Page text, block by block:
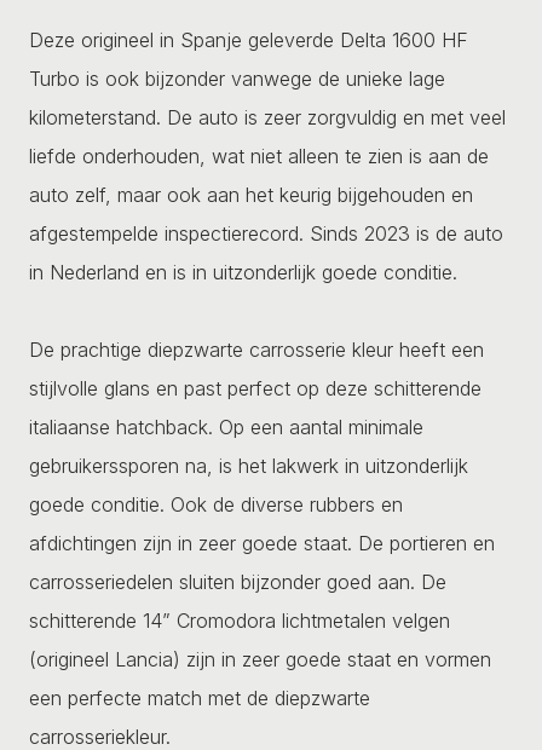
Deze origineel in Spanje geleverde Delta 1600 HF
Turbo is ook bijzonder vanwege de unieke lage
kilometerstand. De auto is zeer zorgvuldig en met veel
liefde onderhouden, wat niet alleen te zien is aan de
auto zelf, maar ook aan het keurig bijgehouden en
afgestempelde inspectierecord. Sinds 2023 is de auto
in Nederland en is in uitzonderlijk goede conditie.
De prachtige diepzwarte carrosserie kleur heeft een
stijlvolle glans en past perfect op deze schitterende
italiaanse hatchback. Op een aantal minimale
gebruikerssporen na, is het lakwerk in uitzonderlijk
goede conditie. Ook de diverse rubbers en
afdichtingen zijn in zeer goede staat. De portieren en
carrosseriedelen sluiten bijzonder goed aan. De
schitterende 14” Cromodora lichtmetalen velgen
(origineel Lancia) zijn in zeer goede staat en vormen
een perfecte match met de diepzwarte
carrosseriekleur.